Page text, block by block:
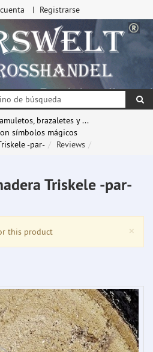
Registrarse
brazaletes y ...
símbolos mágicos
-par-
Reviews
Triskele -par-
×
this product